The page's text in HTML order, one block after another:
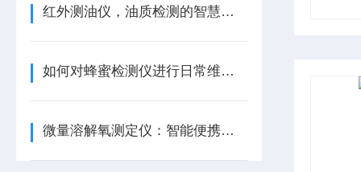
红外测油仪，油质检测的智慧之选
如何对蜂蜜检测仪进行日常维护和保养？
微量溶解氧测定仪：智能便携，氧含量尽在掌握